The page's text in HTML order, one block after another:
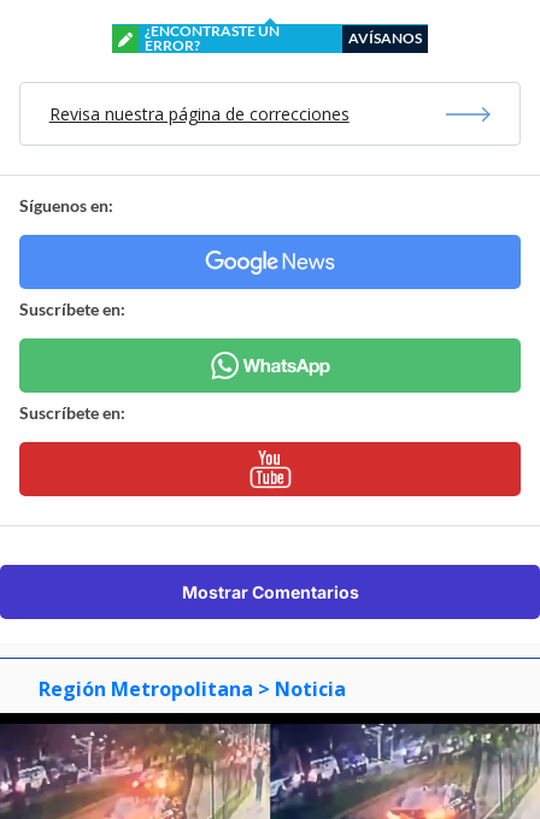
¿ENCONTRASTE UN
ERROR?
AVÍSANOS
Revisa nuestra página de correcciones
Síguenos en:
Suscríbete en:
Suscríbete en:
Mostrar Comentarios
Región Metropolitana > Noticia